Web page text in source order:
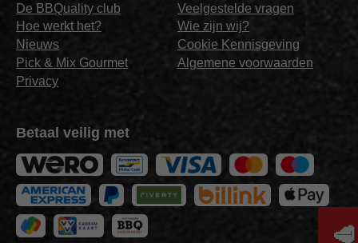
De BBQuality club
Hoe werkt het?
Nieuws
Pick & Mix Gourmet
Privacy
Veelgestelde vragen
Wie zijn wij?
Cookie Kennisgeving
Algemene voorwaarden
Betaal veilig met
🥩